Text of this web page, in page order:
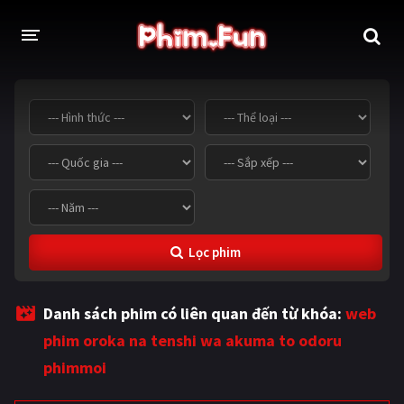
THỂ LOẠI
Thần thoại - Cổ trang Hành động
Tâm lý Chiến tranh
Võ thuật - Kiếm hiệp
Tội phạm - Hình sự
Viễn tưởng Khoa học - Tài liệu
Hoạt hình
Tình cảm - Lãng mạn Kỳ ảo
Lọc phim
Danh sách phim có liên quan đến từ khóa: web
phim oroka na tenshi wa akuma to odoru
phimmoi